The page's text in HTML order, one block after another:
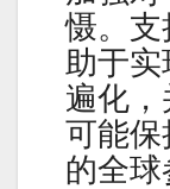
慑。支
助于
遍化
可能保
的全球